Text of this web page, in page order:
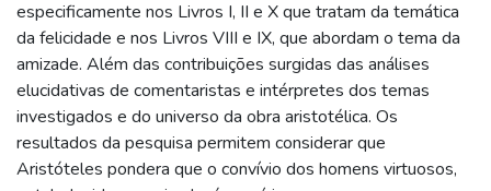
especificamente nos Livros I, II e X que tratam da temática
da felicidade e nos Livros VIII e IX, que abordam o tema da
amizade. Além das contribuições surgidas das análises
elucidativas de comentaristas e intérpretes dos temas
investigados e do universo da obra aristotélica. Os
resultados da pesquisa permitem considerar que
Aristóteles pondera que o convívio dos homens virtuosos,